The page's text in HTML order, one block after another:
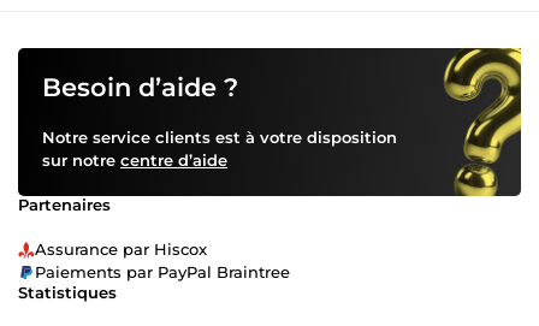
Besoin d’aide ?
Notre service clients est à votre disposition
sur notre centre d’aide
Partenaires
Assurance par Hiscox
Paiements par PayPal Braintree
Statistiques